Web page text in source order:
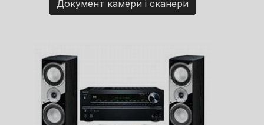
Документ камери і сканери